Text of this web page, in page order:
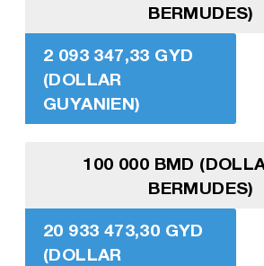
BERMUDES)
2 093 347,33 GYD
(DOLLAR
GUYANIEN)
100 000 BMD
BERMUDES)
20 933 473,30 GYD
(DOLLAR